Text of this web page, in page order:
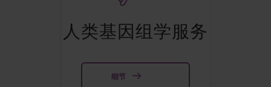
人类基因组学服务
细节